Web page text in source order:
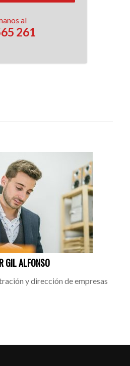
al
261
GIL ALFONSO
y dirección de empresas